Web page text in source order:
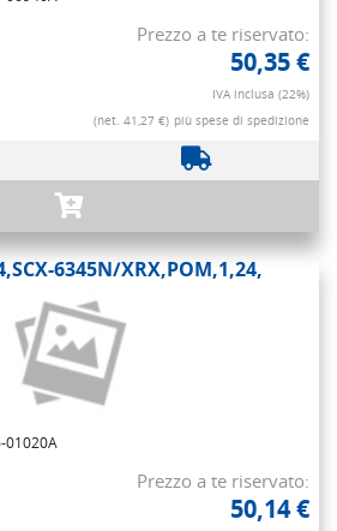
Prezzo a te riservato:
50,35 €
IVA inclusa (22%)
(net. 41,27 €) più spese di spedizione
6345N/XRX,POM,1,24,
01020A
Prezzo a te riservato:
50,14 €